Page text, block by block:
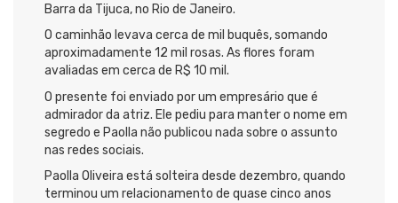
Barra da Tijuca, no Rio de Janeiro.
O caminhão levava cerca de mil buquês, somando
aproximadamente 12 mil rosas. As flores foram
avaliadas em cerca de R$ 10 mil.
O presente foi enviado por um empresário que é
admirador da atriz. Ele pediu para manter o nome em
segredo e Paolla não publicou nada sobre o assunto
nas redes sociais.
Paolla Oliveira está solteira desde dezembro, quando
terminou um relacionamento de quase cinco anos